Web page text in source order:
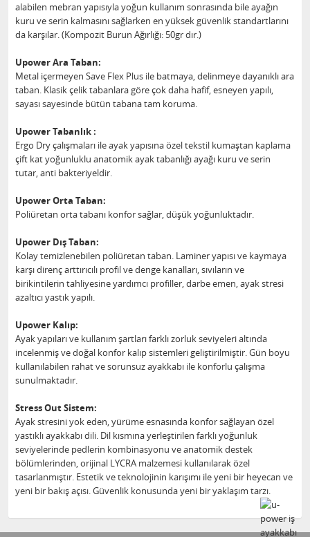
alabilen mebran yapısıyla yoğun kullanım sonrasında bile ayağın
kuru ve serin kalmasını sağlarken en yüksek güvenlik standartlarını
da karşılar. (Kompozit Burun Ağırlığı: 50gr dır.)
Upower Ara Taban:
Metal içermeyen Save Flex Plus ile batmaya, delinmeye dayanıklı ara
taban. Klasik çelik tabanlara göre çok daha hafif, esneyen yapılı,
sayası sayesinde bütün tabana tam koruma.
Upower Tabanlık :
Ergo Dry çalışmaları ile ayak yapısına özel tekstil kumaştan kaplama
çift kat yoğunluklu anatomik ayak tabanlığı ayağı kuru ve serin
tutar, anti bakteriyeldir.
Upower Orta Taban:
Poliüretan orta tabanı konfor sağlar, düşük yoğunluktadır.
Upower Dış Taban:
Kolay temizlenebilen poliüretan taban. Laminer yapısı ve kaymaya
karşı direnç arttırıcılı profil ve denge kanalları, sıvıların ve
birikintilerin tahliyesine yardımcı profiller, darbe emen, ayak stresi
azaltıcı yastık yapılı.
Upower Kalıp:
Ayak yapıları ve kullanım şartları farklı zorluk seviyeleri altında
incelenmiş ve doğal konfor kalıp sistemleri geliştirilmiştir. Gün boyu
kullanılabilen rahat ve sorunsuz ayakkabı ile konforlu çalışma
sunulmaktadır.
Stress Out Sistem:
Ayak stresini yok eden, yürüme esnasında konfor sağlayan özel
yastıklı ayakkabı dili. Dil kısmına yerleştirilen farklı yoğunluk
seviyelerinde pedlerin kombinasyonu ve anatomik destek
bölümlerinden, orijinal LYCRA malzemesi kullanılarak özel
tasarlanmıştır. Estetik ve teknolojinin karışımı ile yeni bir heyecan ve
yeni bir bakış açısı. Güvenlik konusunda yeni bir yaklaşım tarzı.